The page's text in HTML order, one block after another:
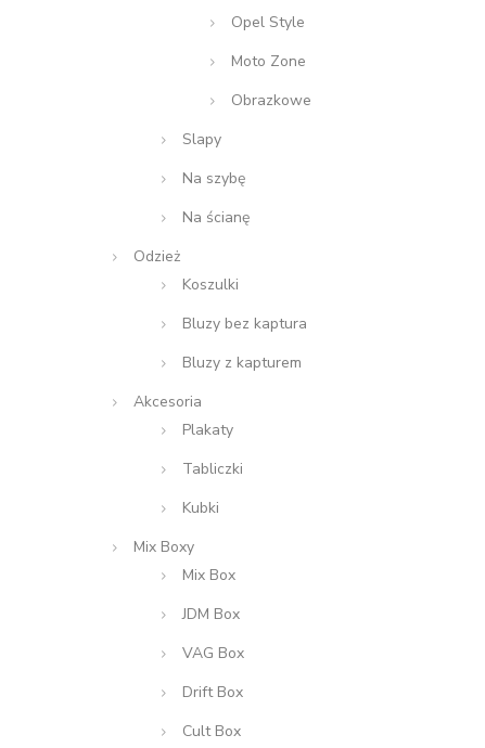
Opel Style
Moto Zone
Obrazkowe
Slapy
Na szybę
Na ścianę
Odzież
Koszulki
Bluzy bez kaptura
Bluzy z kapturem
Akcesoria
Plakaty
Tabliczki
Kubki
Mix Boxy
Mix Box
JDM Box
VAG Box
Drift Box
Cult Box